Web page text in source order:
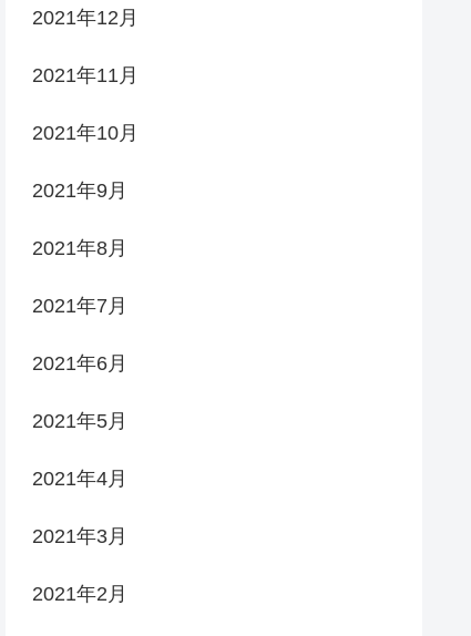
2021年12月
2021年11月
2021年10月
2021年9月
2021年8月
2021年7月
2021年6月
2021年5月
2021年4月
2021年3月
2021年2月